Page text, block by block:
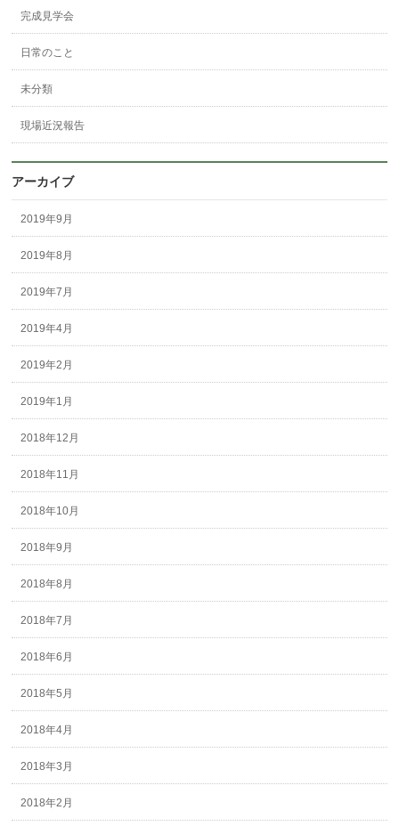
完成見学会
日常のこと
未分類
現場近況報告
アーカイブ
2019年9月
2019年8月
2019年7月
2019年4月
2019年2月
2019年1月
2018年12月
2018年11月
2018年10月
2018年9月
2018年8月
2018年7月
2018年6月
2018年5月
2018年4月
2018年3月
2018年2月